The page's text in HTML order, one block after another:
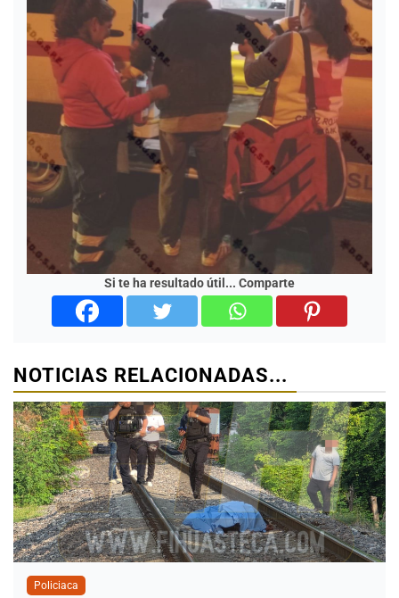
Si te ha resultado útil... Comparte
NOTICIAS RELACIONADAS...
Policiaca